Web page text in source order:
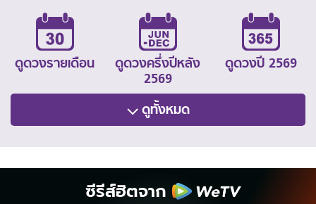
ดูดวงรายเดือน
ดูดวงครึ่งปีหลัง
2569
ดูดวงปี 2569
ดูทั้งหมด
ซีรีส์ฮิตจาก